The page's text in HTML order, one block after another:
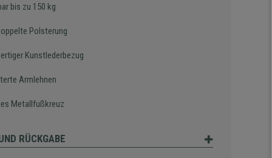
bis zu 150 kg
Polsterung
Kunstlederbezug
Armlehnen
Metallfußkreuz
RÜCKGABE